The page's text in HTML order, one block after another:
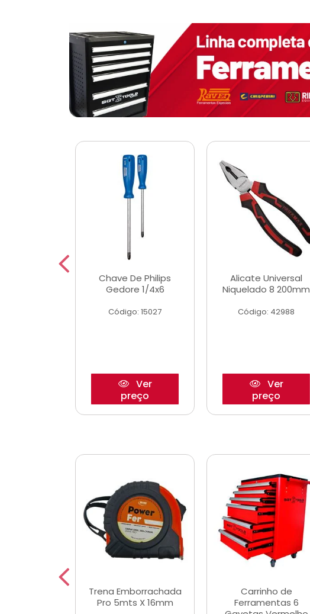
Chave De Philips
Gedore 1/4x6
Código: 15027
Ver
preço
Alicate Universal
Niquelado 8 200mm
Código: 42988
Ver
preço
Trena Emborrachada
Pro 5mts X 16mm
Carrinho de
Ferramentas 6